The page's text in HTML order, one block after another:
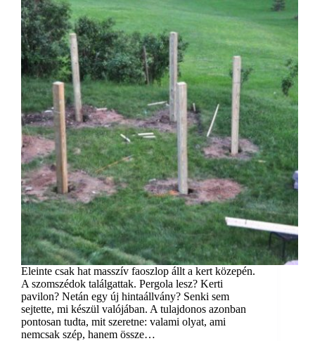
Eleinte csak hat masszív faoszlop állt a kert közepén.
A szomszédok találgattak. Pergola lesz? Kerti
pavilon? Netán egy új hintaállvány? Senki sem
sejtette, mi készül valójában. A tulajdonos azonban
pontosan tudta, mit szeretne: valami olyat, ami
nemcsak szép, hanem össze…